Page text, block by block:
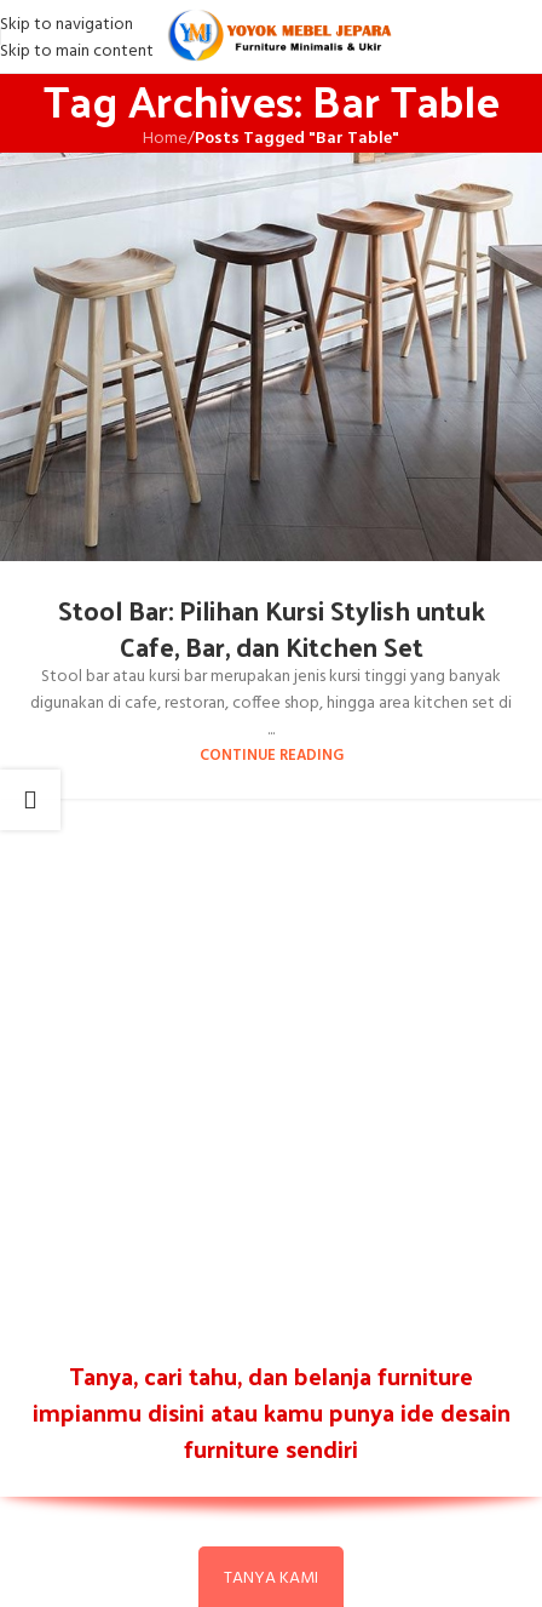
Skip to navigation
Skip to main content
Tag Archives: Bar Table
Home/Posts Tagged "Bar Table"
Stool Bar: Pilihan Kursi Stylish untuk
Cafe, Bar, dan Kitchen Set
Stool bar atau kursi bar merupakan jenis kursi tinggi yang banyak
digunakan di cafe, restoran, coffee shop, hingga area kitchen set di
...
CONTINUE READING
Tanya, cari tahu, dan belanja furniture
impianmu disini atau kamu punya ide desain
furniture sendiri
TANYA KAMI